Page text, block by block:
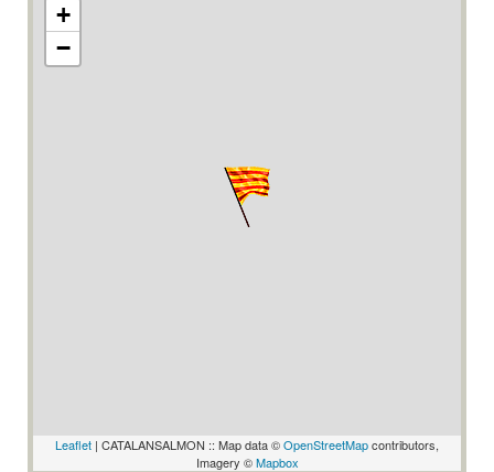
+
−
Leaflet | CATALANSALMON :: Map data ©OpenStreetMapcontributors,
Imagery ©Mapbox